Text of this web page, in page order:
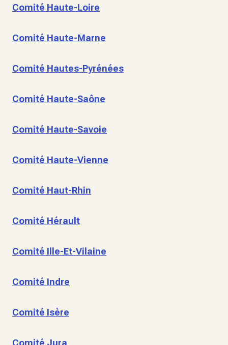
Comité Haute-Loire
Comité Haute-Marne
Comité Hautes-Pyrénées
Comité Haute-Saône
Comité Haute-Savoie
Comité Haute-Vienne
Comité Haut-Rhin
Comité Hérault
Comité Ille-Et-Vilaine
Comité Indre
Comité Isère
Comité Jura